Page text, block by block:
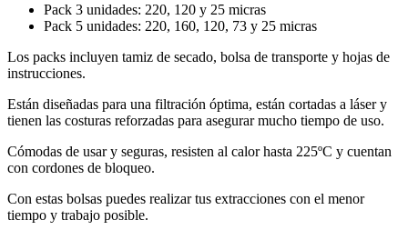
Pack 3 unidades: 220, 120 y 25 micras
Pack 5 unidades: 220, 160, 120, 73 y 25 micras
Los packs incluyen tamiz de secado, bolsa de transporte y hojas de
instrucciones.
Están diseñadas para una filtración óptima, están cortadas a láser y
tienen las costuras reforzadas para asegurar mucho tiempo de uso.
Cómodas de usar y seguras, resisten al calor hasta 225ºC y cuentan
con cordones de bloqueo.
Con estas bolsas puedes realizar tus extracciones con el menor
tiempo y trabajo posible.